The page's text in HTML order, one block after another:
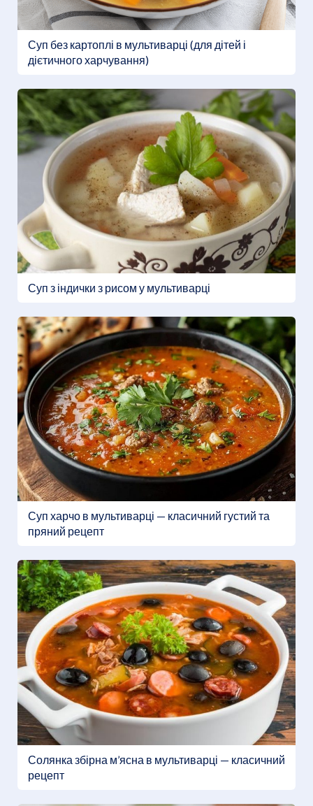
Суп без картоплі в мультиварці (для дітей і
дієтичного харчування)
Суп з індички з рисом у мультиварці
Суп харчо в мультиварці — класичний густий та
пряний рецепт
Солянка збірна м’ясна в мультиварці — класичний
рецепт